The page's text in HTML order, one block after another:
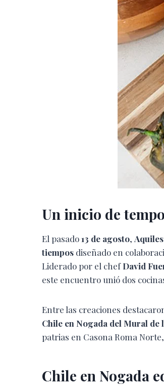
Un inicio de
El pasado13 de agosto, Aquiles
tiempos diseñado en
Liderado por el chefDavid
este encuentro unió dos
Entre las creaciones
Chile en Nogada del Mural de
patrias en Casona Roma
Chile en Nogada